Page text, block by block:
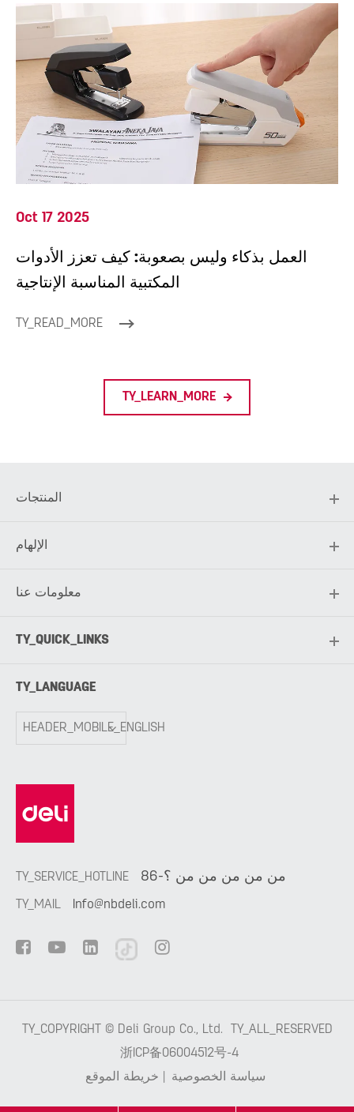
Oct 17 2025
العمل بذكاء وليس بصعوبة: كيف تعزز الأدوات
المكتبية المناسبة الإنتاجية
TY_READ_MORE
TY_LEARN_MORE
المنتجات
الإلهام
معلومات عنا
TY_QUICK_LINKS
TY_LANGUAGE
HEADER_MOBILE_ENGLISH
TY_SERVICE_HOTLINE 86-من من من من من ؟
TY_MAIL Info@nbdeli.com
TY_COPYRIGHT © Deli Group Co., Ltd.
TY_ALL_RESERVED
浙ICP备06004512号-4
خريطة الموقع
سياسة الخصوصية